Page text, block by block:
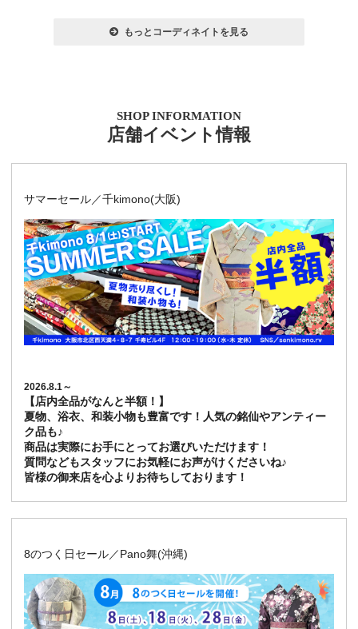
もっとコーディネイトを見る
SHOP INFORMATION
店舗イベント情報
サマーセール／千kimono(大阪)
2026.8.1～
【店内全品がなんと半額！】
夏物、浴衣、和装小物も豊富です！人気の銘仙やアンティー
ク品も♪
商品は実際にお手にとってお選びいただけます！
質問などもスタッフにお気軽にお声がけくださいね♪
皆様の御来店を心よりお待ちしております！
8のつく日セール／Pano舞(沖縄)